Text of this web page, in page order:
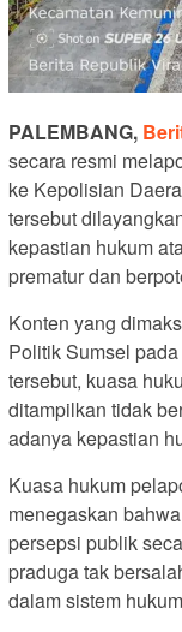
PALEMBANG,
secara resmi
ke Kepolisian
tersebut
kepastian hukum
prematur dan
Konten yang
Politik Sumsel
tersebut, kuasa
ditampilkan tidak
adanya kepastian
Kuasa hukum
menegaskan
persepsi publik
praduga tak
dalam sistem